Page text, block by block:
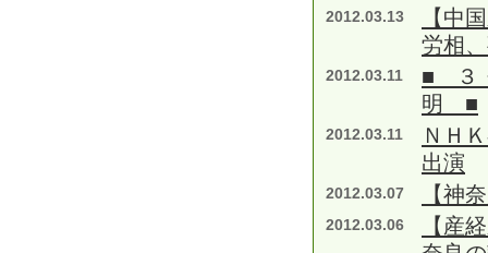
2012.03.13
【中
労相
2012.03.11
■ ３
明 ■
2012.03.11
ＮＨ
出演
2012.03.07 【神
2012.03.06
【産